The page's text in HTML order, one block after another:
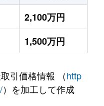
2,100万円
1,500万円
引価格情報 （http
）を加工して作成